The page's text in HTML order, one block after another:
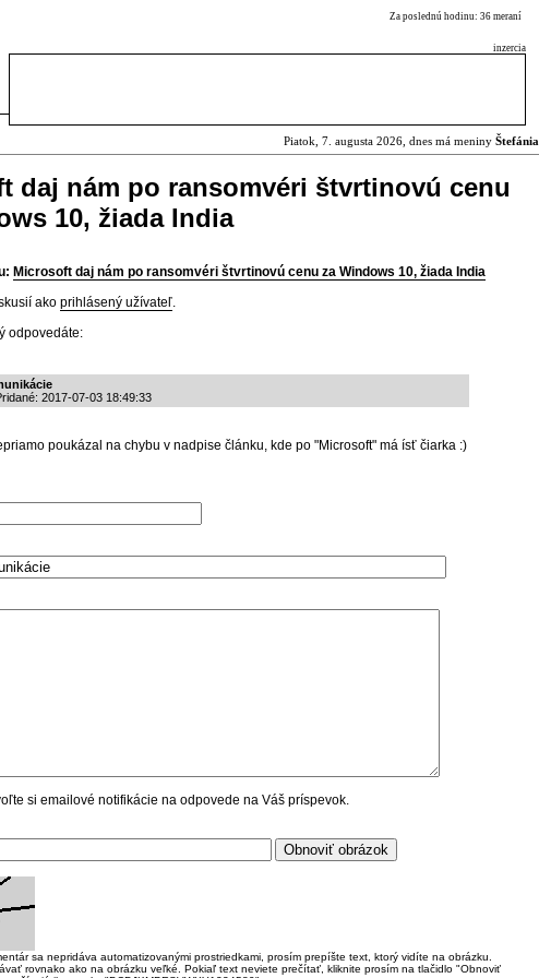
Za poslednú hodinu: 36 meraní
inzercia
Piatok, 7. augusta 2026, dnes má meniny Štefánia
daj nám po ransomvéri štvrtinovú cenu
10, žiada India
Microsoft daj nám po ransomvéri štvrtinovú cenu za Windows 10, žiada India
ako prihlásený užívateľ.
odpovedáte:
2017-07-03 18:49:33
poukázal na chybu v nadpise článku, kde po "Microsoft" má ísť čiarka :)
si emailové notifikácie na odpovede na Váš príspevok.
sa nepridáva automatizovanými prostriedkami, prosím prepíšte text, ktorý vidíte na obrázku.
rovnako ako na obrázku veľké. Pokiaľ text neviete prečítať, kliknite prosím na tlačidlo "Obnoviť